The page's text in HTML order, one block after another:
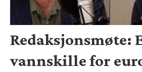
Redaksjonsmøte:
vannskille for